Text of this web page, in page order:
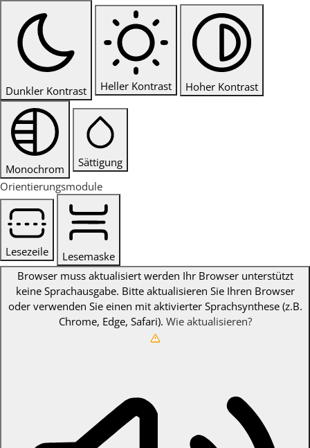
Dunkler Kontrast Heller Kontrast Hoher Kontrast
Monochrom
Sättigung
Orientierungsmodule
Lesezeile
Lesemaske
Browser muss aktualisiert werden Ihr Browser unterstützt
keine Sprachausgabe. Bitte aktualisieren Sie Ihren Browser
oder verwenden Sie einen mit aktivierter Sprachsynthese (z.B.
Chrome, Edge, Safari). Wie aktualisieren?